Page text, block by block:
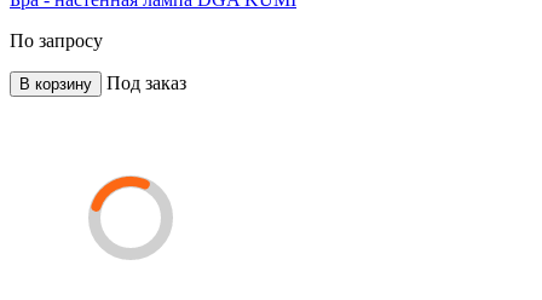
По запросу
В корзину Под заказ